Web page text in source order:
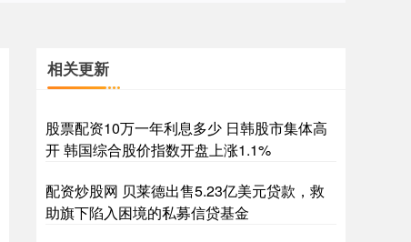
相关更新
股票配资10万一年利息多少 日韩股市集体高
开 韩国综合股价指数开盘上涨1.1%
配资炒股网 贝莱德出售5.23亿美元贷款，救
助旗下陷入困境的私募信贷基金